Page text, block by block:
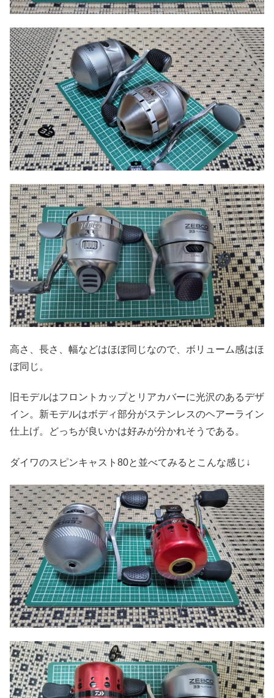
高さ、長さ、幅などはほぼ同じなので、ボリューム感はほ
ぼ同じ。
旧モデルはフロントカップとリアカバーに光沢のあるデザ
イン。新モデルはボディ部分がステンレスのヘアーライン
仕上げ。どっちが良いかは好みが分かれそうである。
ダイワのスピンキャスト80と並べてみるとこんな感じ↓